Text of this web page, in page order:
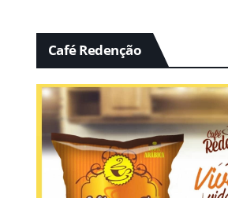
Café Redenção